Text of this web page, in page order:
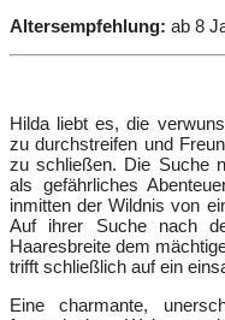
Altersempfehlung: ab 8
Hilda liebt es, die
zu durchstreifen und
zu schließen. Die Suche
als gefährliches
inmitten der Wildnis von
Auf ihrer Suche nach
Haaresbreite dem
trifft schließlich auf ein
Eine charmante,